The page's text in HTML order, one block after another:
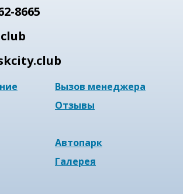
8665
Вызов менеджера
Отзывы
Автопарк
Галерея